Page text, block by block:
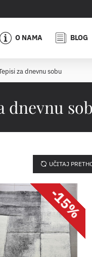
O NAMA BLOG
dnevnu
za dnevnu sobu
UČITAJ
-15%